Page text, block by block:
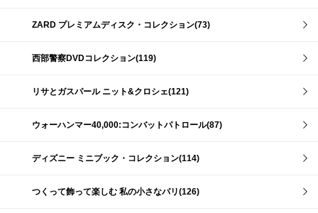
ZARD プレミアムディスク・コレクション(73)
西部警察DVDコレクション(119)
リサとガスパール ニット&クロシェ(121)
ウォーハンマー40,000:コンバットパトロール(87)
ディズニー ミニブック・コレクション(114)
つくって飾って楽しむ 私の小さなパリ(126)